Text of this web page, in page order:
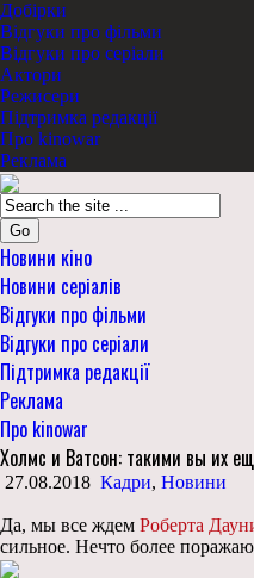
Добірки
Відгуки про фільми
Відгуки про серіали
Актори
Режисери
Підтримка редакції
Про kinowar
Реклама
Go
Новини кіно
Новини серіалів
Відгуки про фільми
Відгуки про серіали
Підтримка редакції
Реклама
Про kinowar
Холмс и Ватсон: такими вы их
27.08.2018 Кадри, Новини
Да, мы все ждем Роберта
сильное. Нечто более